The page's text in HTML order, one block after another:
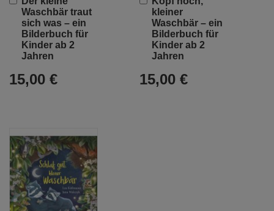
Waschbär traut
sich was – ein
Bilderbuch für
Kinder ab 2
Jahren
15,00 €
den
Warenkorb
kleiner
Waschbär – ein
Bilderbuch für
Kinder ab 2
Jahren
15,00 €
den
Warenkorb